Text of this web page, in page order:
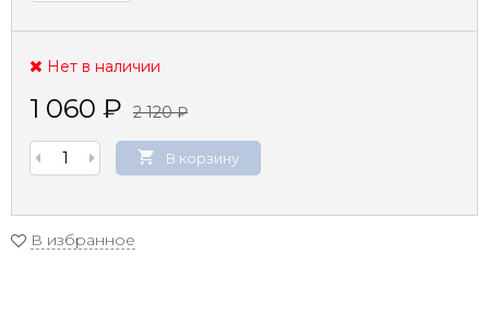
Нет в наличии
1 060 ₽ 2 120₽
В корзину
В избранное